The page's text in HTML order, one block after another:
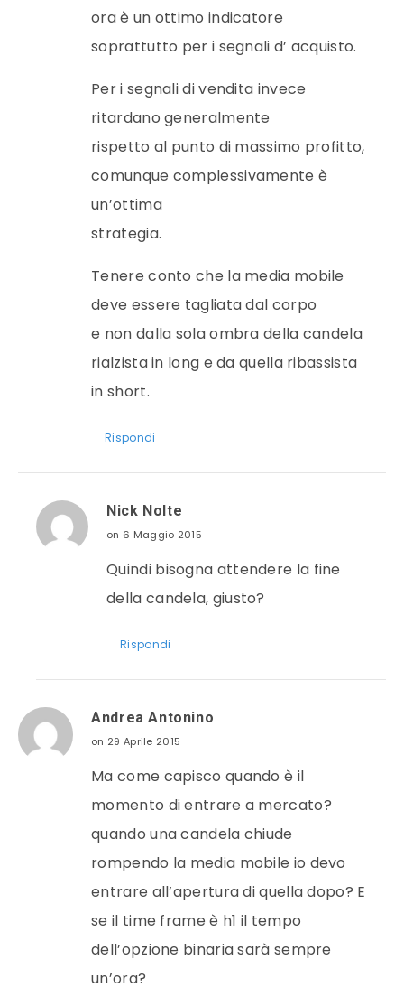
ora è un ottimo indicatore
soprattutto per i segnali d’ acquisto.
Per i segnali di vendita invece
ritardano generalmente
rispetto al punto di massimo profitto,
comunque complessivamente è
un’ottima
strategia.
Tenere conto che la media mobile
deve essere tagliata dal corpo
e non dalla sola ombra della candela
rialzista in long e da quella ribassista
in short.
Rispondi
Nick Nolte
on 6 Maggio 2015
Quindi bisogna attendere la fine
della candela, giusto?
Rispondi
Andrea Antonino
on 29 Aprile 2015
Ma come capisco quando è il
momento di entrare a mercato?
quando una candela chiude
rompendo la media mobile io devo
entrare all’apertura di quella dopo? E
se il time frame è h1 il tempo
dell’opzione binaria sarà sempre
un’ora?